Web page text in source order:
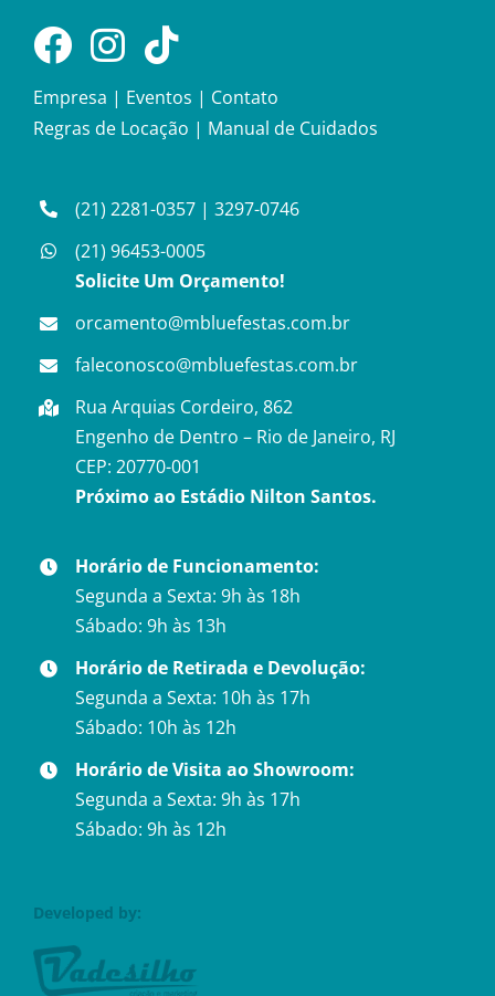
Empresa | Eventos | Contato
Regras de Locação | Manual de Cuidados
(21) 2281-0357 |3297-0746
(21) 96453-0005
Solicite Um Orçamento!
orcamento@mbluefestas.com.br
faleconosco@mbluefestas.com.br
Rua Arquias Cordeiro, 862
Engenho de Dentro – Rio de Janeiro, RJ
CEP: 20770-001
Próximo ao Estádio Nilton Santos.
Horário de Funcionamento:
Segunda a Sexta: 9h às 18h
Sábado: 9h às 13h
Horário de Retirada e Devolução:
Segunda a Sexta: 10h às 17h
Sábado: 10h às 12h
Horário de Visita ao Showroom:
Segunda a Sexta: 9h às 17h
Sábado: 9h às 12h
Developed by: